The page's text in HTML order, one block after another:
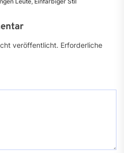
veröffentlicht. Erforderliche